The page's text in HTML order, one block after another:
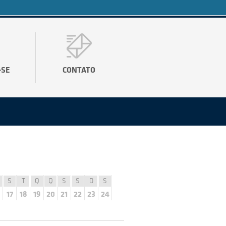
CONTATO
S
17
T
18
Q
19
Q
20
S
21
S
22
D
23
S
24